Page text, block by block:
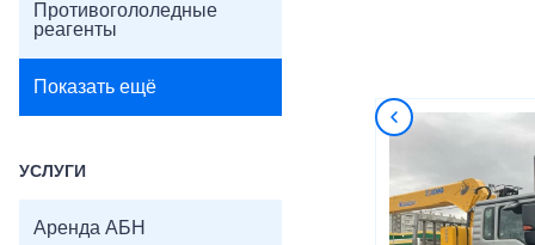
Противогололедные
реагенты
Показать ещё
УСЛУГИ
Аренда АБН